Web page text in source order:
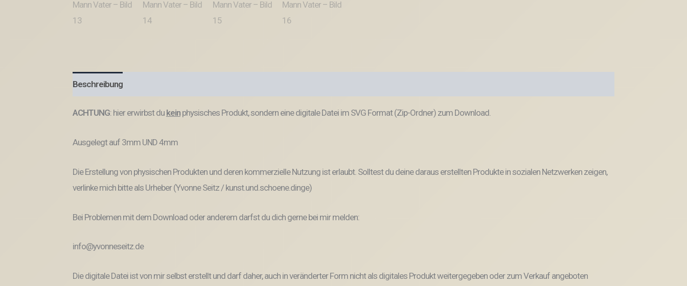
Beschreibung
ACHTUNG: hier erwirbst du kein physisches Produkt, sondern eine digitale Datei im SVG Format (Zip-Ordner) zum Download.
Ausgelegt auf 3mm UND 4mm
Die Erstellung von physischen Produkten und deren kommerzielle Nutzung ist erlaubt. Solltest du deine daraus erstellten Produkte in sozialen Netzwerken zeigen,
verlinke mich bitte als Urheber (Yvonne Seitz / kunst.und.schoene.dinge)
Bei Problemen mit dem Download oder anderem darfst du dich gerne bei mir melden:
info@yvonneseitz.de
Die digitale Datei ist von mir selbst erstellt und darf daher, auch in veränderter Form nicht als digitales Produkt weitergegeben oder zum Verkauf angeboten